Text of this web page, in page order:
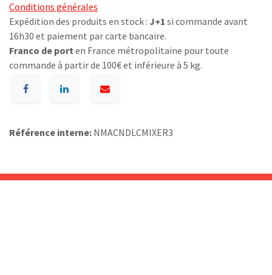
Conditions générales
Expédition des produits en stock : J+1 si commande avant
16h30 et paiement par carte bancaire.
Franco de port en France métropolitaine pour toute
commande à partir de 100€ et inférieure à 5 kg.
Référence interne: NMACNDLCMIXER3